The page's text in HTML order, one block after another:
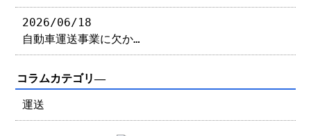
2026/06/18
自動車運送事業に欠か…
コラムカテゴリ―
運送